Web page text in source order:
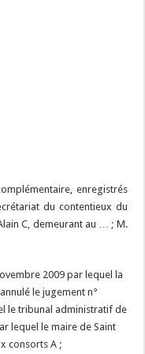
enregistrés
du contentieux du
C, demeurant au … ; M.
2009 par lequel la
le jugement n°
le tribunal administratif de
lequel le maire de Saint
consorts A ;